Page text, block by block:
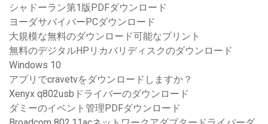
シャドーラン第1版PDFダウンロード
ヨーダサバイバーPCダウンロード
大規模な無料のダウンロード可能なプリント
無料のデジタルHPリカバリディスクのダウンロード
Windows 10
アプリでcravetvをダウンロードしますか？
Xenyx q802usbドライバーのダウンロード
ダミーのイベント管理PDFダウンロード